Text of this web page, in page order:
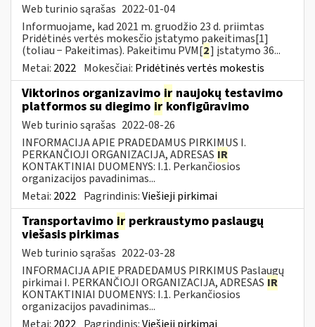
Web turinio sąrašas 2022-01-04
Informuojame, kad 2021 m. gruodžio 23 d. priimtas
Pridėtinės vertės mokesčio įstatymo pakeitimas[1]
(toliau − Pakeitimas). Pakeitimu PVM[2] įstatymo 36...
Metai: 2022 Mokesčiai: Pridėtinės vertės mokestis
Viktorinos organizavimo ir naujokų testavimo
platformos su diegimo irkonfigūravimo
Web turinio sąrašas 2022-08-26
INFORMACIJA APIE PRADEDAMUS PIRKIMUS I.
PERKANČIOJI ORGANIZACIJA, ADRESAS IR
KONTAKTINIAI DUOMENYS: I.1. Perkančiosios
organizacijos pavadinimas...
Metai: 2022 Pagrindinis:Viešieji pirkimai
Transportavimo ir perkraustymo paslaugų
viešasis pirkimas
Web turinio sąrašas 2022-03-28
INFORMACIJA APIE PRADEDAMUS PIRKIMUS Paslaugų
pirkimai I. PERKANČIOJI ORGANIZACIJA, ADRESAS IR
KONTAKTINIAI DUOMENYS: I.1. Perkančiosios
organizacijos pavadinimas...
Metai: 2022 Pagrindinis:Viešieji pirkimai